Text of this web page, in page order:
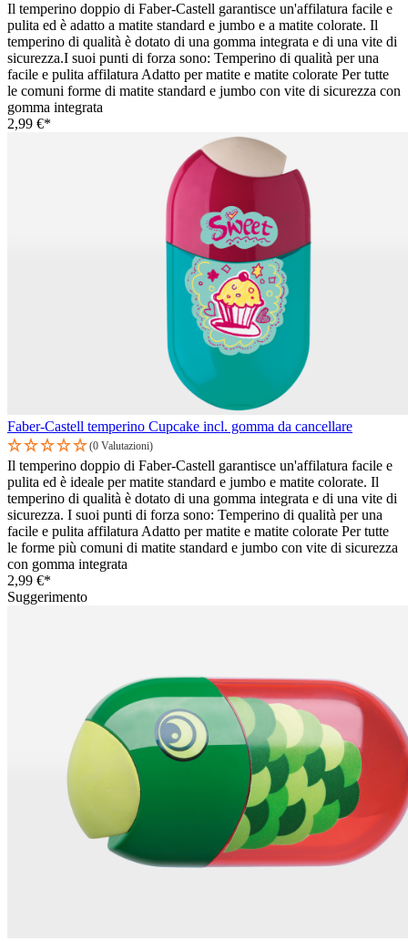
Il temperino doppio di Faber-Castell garantisce un'affilatura facile e
pulita ed è adatto a matite standard e jumbo e a matite colorate. Il
temperino di qualità è dotato di una gomma integrata e di una vite di
sicurezza.I suoi punti di forza sono: Temperino di qualità per una
facile e pulita affilatura Adatto per matite e matite colorate Per tutte
le comuni forme di matite standard e jumbo con vite di sicurezza con
gomma integrata
2,99 €*
Faber-Castell temperino Cupcake incl. gomma da cancellare
(0 Valutazioni)
Il temperino doppio di Faber-Castell garantisce un'affilatura facile e
pulita ed è ideale per matite standard e jumbo e matite colorate. Il
temperino di qualità è dotato di una gomma integrata e di una vite di
sicurezza. I suoi punti di forza sono: Temperino di qualità per una
facile e pulita affilatura Adatto per matite e matite colorate Per tutte
le forme più comuni di matite standard e jumbo con vite di sicurezza
con gomma integrata
2,99 €*
Suggerimento